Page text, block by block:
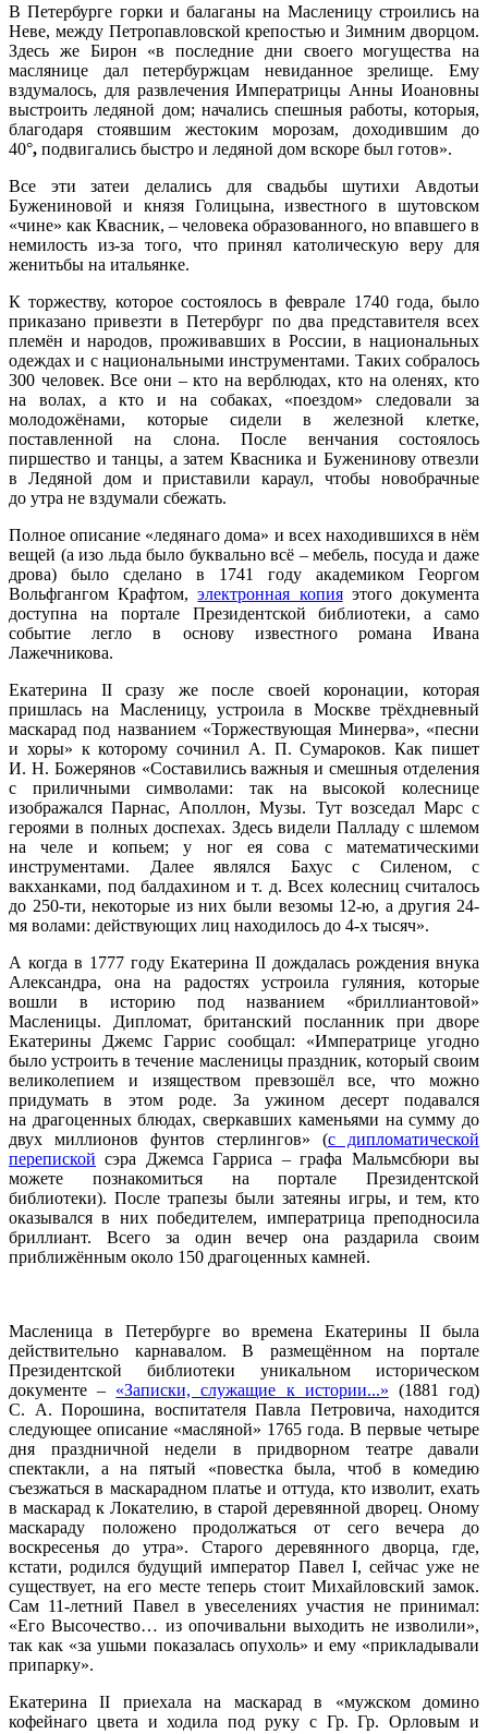
В Петербурге горки и балаганы на Масленицу строились на
Неве, между Петропавловской крепостью и Зимним дворцом.
Здесь же Бирон «в последние дни своего могущества на
маслянице дал петербуржцам невиданное зрелище. Ему
вздумалось, для развлечения Императрицы Анны Иоановны
выстроить ледяной дом; начались спешныя работы, которыя,
благодаря стоявшим жестоким морозам, доходившим до
40°, подвигались быстро и ледяной дом вскоре был готов».
Все эти затеи делались для свадьбы шутихи Авдотьи
Бужениновой и князя Голицына, известного в шутовском
«чине» как Квасник, – человека образованного, но впавшего в
немилость из-за того, что принял католическую веру для
женитьбы на итальянке.
К торжеству, которое состоялось в феврале 1740 года, было
приказано привезти в Петербург по два представителя всех
племён и народов, проживавших в России, в национальных
одеждах и с национальными инструментами. Таких собралось
300 человек. Все они – кто на верблюдах, кто на оленях, кто
на волах, а кто и на собаках, «поездом» следовали за
молодожёнами, которые сидели в железной клетке,
поставленной на слона. После венчания состоялось
пиршество и танцы, а затем Квасника и Буженинову отвезли
в Ледяной дом и приставили караул, чтобы новобрачные
до утра не вздумали сбежать.
Полное описание «ледянаго дома» и всех находившихся в нём
вещей (а изо льда было буквально всё – мебель, посуда и даже
дрова) было сделано в 1741 году академиком Георгом
Вольфгангом Крафтом,электронная копияэтого документа
доступна на портале Президентской библиотеки, а само
событие легло в основу известного романа Ивана
Лажечникова.
Екатерина II сразу же после своей коронации, которая
пришлась на Масленицу, устроила в Москве трёхдневный
маскарад под названием «Торжествующая Минерва», «песни
и хоры» к которому сочинил А. П. Сумароков. Как пишет
И. Н. Божерянов «Составились важныя и смешныя отделения
с приличными символами: так на высокой колеснице
изображался Парнас, Аполлон, Музы. Тут возседал Марс с
героями в полных доспехах. Здесь видели Палладу с шлемом
на челе и копьем; у ног ея сова с математическими
инструментами. Далее являлся Бахус с Силеном, с
вакханками, под балдахином и т. д. Всех колесниц считалось
до 250-ти, некоторые из них были везомы 12-ю, а другия 24-
мя волами: действующих лиц находилось до 4-х тысяч».
А когда в 1777 году Екатерина II дождалась рождения внука
Александра, она на радостях устроила гуляния, которые
вошли в историю под названием «бриллиантовой»
Масленицы. Дипломат, британский посланник при дворе
Екатерины Джемс Гаррис сообщал: «Императрице угодно
было устроить в течение масленицы праздник, который своим
великолепием и изяществом превзошёл все, что можно
придумать в этом роде. За ужином десерт подавался
на драгоценных блюдах, сверкавших каменьями на сумму до
двух миллионов фунтов стерлингов» (с дипломатической
перепиской сэра Джемса Гарриса – графа Мальмсбюри вы
можете познакомиться на портале Президентской
библиотеки). После трапезы были затеяны игры, и тем, кто
оказывался в них победителем, императрица преподносила
бриллиант. Всего за один вечер она раздарила своим
приближённым около 150 драгоценных камней.
Масленица в Петербурге во времена Екатерины II была
действительно карнавалом. В размещённом на портале
Президентской библиотеки уникальном историческом
документе – «Записки, служащие к истории...» (1881 год)
С. А. Порошина, воспитателя Павла Петровича, находится
следующее описание «масляной» 1765 года. В первые четыре
дня праздничной недели в придворном театре давали
спектакли, а на пятый «повестка была, чтоб в комедию
съезжаться в маскарадном платье и оттуда, кто изволит, ехать
в маскарад к Локателию, в старой деревянной дворец. Оному
маскараду положено продолжаться от сего вечера до
воскресенья до утра». Старого деревянного дворца, где,
кстати, родился будущий император Павел I, сейчас уже не
существует, на его месте теперь стоит Михайловский замок.
Сам 11-летний Павел в увеселениях участия не принимал:
«Его Высочество… из опочивальни выходить не изволили»,
так как «за ушьми показалась опухоль» и ему «прикладывали
припарку».
Екатерина II приехала на маскарад в «мужском домино
кофейнаго цвета и ходила под руку с Гр. Гр. Орловым и